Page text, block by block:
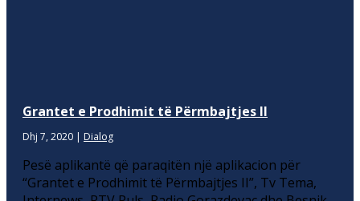
Grantet e Prodhimit të Përmbajtjes II
Dhj 7, 2020 | Dialog
Pesë aplikantë që paraqitën një aplikacion për
“Grantet e Prodhimit të Përmbajtjes II”, Tv Tema,